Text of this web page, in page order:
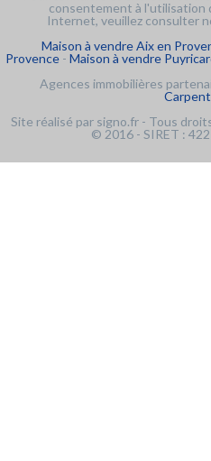
consentement à l'utilisation
Internet, veuillez consulter
Maison à vendre Aix en
Provence - Maison à vendre
Agences immobilières
Site réalisé par signo.fr - Tous
© 2016 - SIRET :